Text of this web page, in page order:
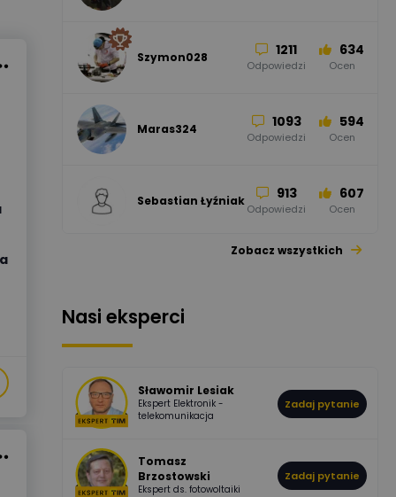
52 45
Szymon028 1211
Odpowiedzi
634
Ocen
Maras324 1093
Odpowiedzi
594
Ocen
Sebastian Łyźniak 913
Odpowiedzi
607
Ocen
Pawel02 955 374
boss 532 714
Zobacz wszystkich
Nasi eksperci
Sławomir Lesiak
Ekspert Elektronik -
telekomunikacja
Zadaj pytanie
Tomasz
Brzostowski
Ekspert ds. fotowoltaiki
Zadaj pytanie